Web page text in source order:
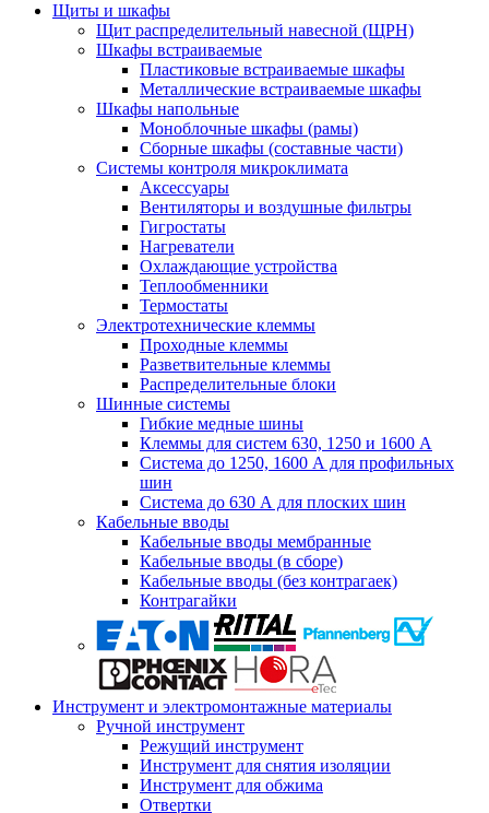
Щиты и шкафы
Щит распределительный навесной (ЩРН)
Шкафы встраиваемые
Пластиковые встраиваемые шкафы
Металлические встраиваемые шкафы
Шкафы напольные
Моноблочные шкафы (рамы)
Сборные шкафы (составные части)
Системы контроля микроклимата
Аксессуары
Вентиляторы и воздушные фильтры
Гигростаты
Нагреватели
Охлаждающие устройства
Теплообменники
Термостаты
Электротехнические клеммы
Проходные клеммы
Разветвительные клеммы
Распределительные блоки
Шинные системы
Гибкие медные шины
Клеммы для систем 630, 1250 и 1600 А
Система до 1250, 1600 А для профильных
шин
Система до 630 А для плоских шин
Кабельные вводы
Кабельные вводы мембранные
Кабельные вводы (в сборе)
Кабельные вводы (без контрагаек)
Контрагайки
Инструмент и электромонтажные материалы
Ручной инструмент
Режущий инструмент
Инструмент для снятия изоляции
Инструмент для обжима
Отвертки